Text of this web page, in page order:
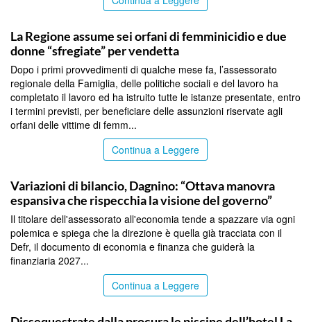
La Regione assume sei orfani di femminicidio e due
donne “sfregiate” per vendetta
Dopo i primi provvedimenti di qualche mese fa, l’assessorato
regionale della Famiglia, delle politiche sociali e del lavoro ha
completato il lavoro ed ha istruito tutte le istanze presentate, entro
i termini previsti, per beneficiare delle assunzioni riservate agli
orfani delle vittime di femm...
Continua a Leggere
Variazioni di bilancio, Dagnino: “Ottava manovra
espansiva che rispecchia la visione del governo”
Il titolare dell'assessorato all'economia tende a spazzare via ogni
polemica e spiega che la direzione è quella già tracciata con il
Defr, il documento di economia e finanza che guiderà la
finanziaria 2027...
Continua a Leggere